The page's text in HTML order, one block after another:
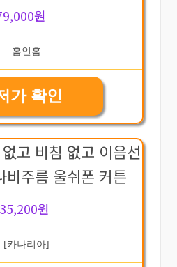
원
가 확인
고 비침 없고 이음선
비주름 울쉬폰 커튼
원